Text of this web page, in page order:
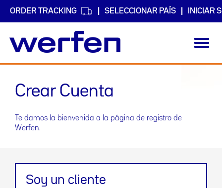
ORDER TRACKING SELECCIONAR PAÍS INICIAR
contenido
Crear Cuenta
Te damos la bienvenida a la página de registro de
Werfen.
Soy un cliente